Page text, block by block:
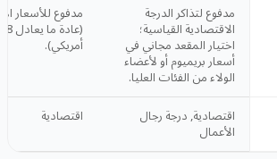
مدفوع لتذاكر الدرجة
الاقتصادية القياسية؛
اختيار المقعد مجاني في
أسعار بريميوم أو لأعضاء
الولاء من الفئات العليا.
مدفوع للأسعار
أمريكي).
اقتصادية, درجة رجال
الأعمال
اقتصادية